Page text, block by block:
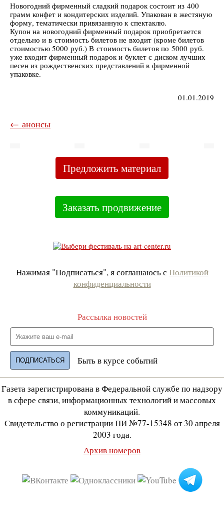
Новогодний фирменный сладкий подарок состоит из 400
грамм конфет и кондитерских изделий. Упакован в жестяную
форму, тематически привязанную к спектаклю.
Купон на новогодний фирменный подарок приобретается
отдельно и в стоимость билетов не входит (кроме билетов
стоимостью 5000 руб.) В стоимость билетов по 5000 руб.
уже входит фирменный подарок и буклет с диском лучших
песен из рождественских представлений в фирменной
упаковке.
01.01.2019
← анонсы
Предложить материал
Заказать продвижение
Нажимая "Подписаться", я соглашаюсь с Политикой
конфиденциальности
Рассылка новостей
Быть в курсе событий
Газета зарегистрирована в Федеральной службе по надзору
в сфере связи, информационных технологий и массовых
коммуникаций.
Свидетельство о регистрации ПИ №77-15348 от 30 апреля
2003 года.
Архив номеров